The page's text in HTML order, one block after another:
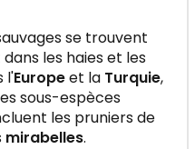
se trouvent
les haies et les
l'Europeet la Turquie,
sous-espèces
les pruniers de
mirabelles.